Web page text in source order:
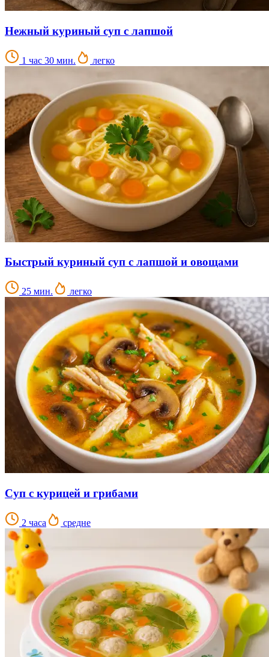
Нежный куриный суп с лапшой
1 час 30 мин. легко
Быстрый куриный суп с лапшой и овощами
25 мин. легко
Суп с курицей и грибами
2 часа средне